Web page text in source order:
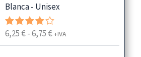
Blanca - Unisex
Valorado
6,25€-6,75€R
a
+IVA